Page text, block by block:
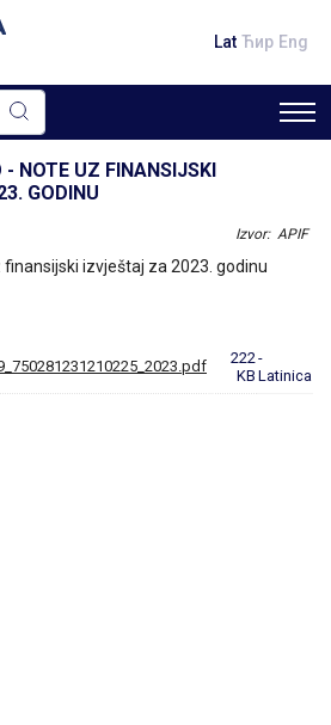
Lat Ћир Eng
NOTE UZ FINANSIJSKI
GODINU
Izvor: APIF
finansijski izvještaj za 2023. godinu
222
KB
-
Latinica